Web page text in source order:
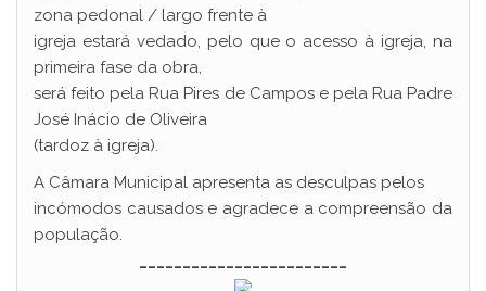
zona pedonal / largo frente à
igreja estará vedado, pelo que o acesso à igreja, na
primeira fase da obra,
será feito pela Rua Pires de Campos e pela Rua Padre
José Inácio de Oliveira
(tardoz à igreja).
A Câmara Municipal apresenta as desculpas pelos
incómodos causados e agradece a compreensão da
população.